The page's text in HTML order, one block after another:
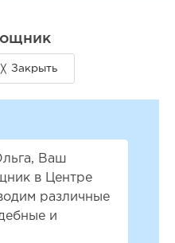
Ваш
в Центре
различные
и